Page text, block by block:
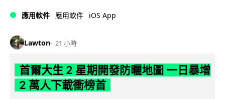
應用軟件 應用軟件 iOS App
Lawton 21 小時
首爾大生 2 星期開發防曬地圖 一日暴增
2 萬人下載衝榜首